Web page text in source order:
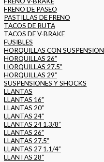
FRENO DE PASEO
PASTILLAS DE FRENO
TACOS DE RUTA
TACOS DE V-BRAKE
FUSIBLES
HORQUILLAS CON SUSPENSION
HORQUILLAS 26”
HORQUILLAS 27.5”
HORQUILLAS 29”
SUSPENSIONES Y SHOCKS
LLANTAS
LLANTAS 16”
LLANTAS 20”
LLANTAS 24”
LLANTAS 24 1.3/8”
LLANTAS 26”
LLANTAS 27.5”
LLANTAS 27 1.1/4”
LLANTAS 28”